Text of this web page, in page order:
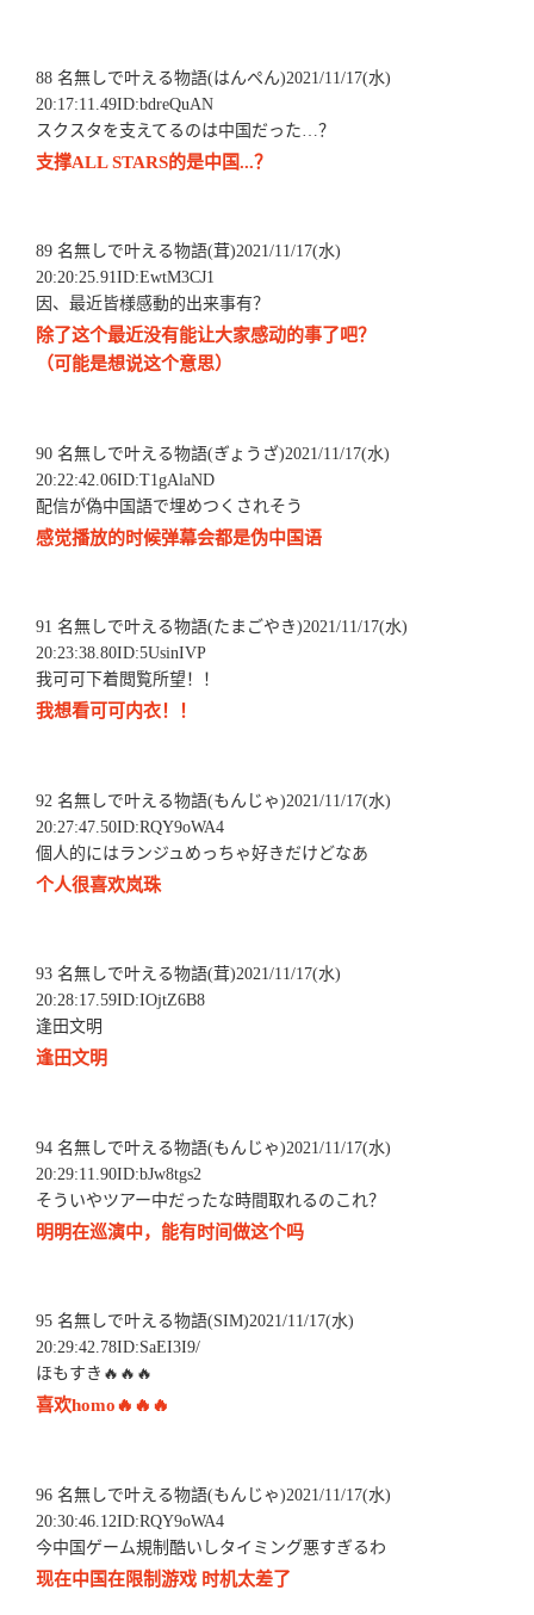
88 名無しで叶える物語(はんぺん)2021/11/17(水)
20:17:11.49ID:bdreQuAN
スクスタを支えてるのは中国だった…？
支撑ALL STARS的是中国...？
89 名無しで叶える物語(茸)2021/11/17(水)
20:20:25.91ID:EwtM3CJ1
因、最近皆様感動的出来事有？
除了这个最近没有能让大家感动的事了吧？
（可能是想说这个意思）
90 名無しで叶える物語(ぎょうざ)2021/11/17(水)
20:22:42.06ID:T1gAlaND
配信が偽中国語で埋めつくされそう
感觉播放的时候弹幕会都是伪中国语
91 名無しで叶える物語(たまごやき)2021/11/17(水)
20:23:38.80ID:5UsinIVP
我可可下着閲覧所望！！
我想看可可内衣！！
92 名無しで叶える物語(もんじゃ)2021/11/17(水)
20:27:47.50ID:RQY9oWA4
個人的にはランジュめっちゃ好きだけどなあ
个人很喜欢岚珠
93 名無しで叶える物語(茸)2021/11/17(水)
20:28:17.59ID:IOjtZ6B8
逢田文明
逢田文明
94 名無しで叶える物語(もんじゃ)2021/11/17(水)
20:29:11.90ID:bJw8tgs2
そういやツアー中だったな時間取れるのこれ？
明明在巡演中，能有时间做这个吗
95 名無しで叶える物語(SIM)2021/11/17(水)
20:29:42.78ID:SaEI3I9/
ほもすき🔥🔥🔥
喜欢homo🔥🔥🔥
96 名無しで叶える物語(もんじゃ)2021/11/17(水)
20:30:46.12ID:RQY9oWA4
今中国ゲーム規制酷いしタイミング悪すぎるわ
现在中国在限制游戏 时机太差了